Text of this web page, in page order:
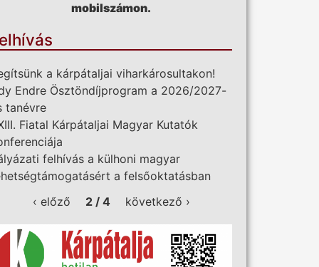
mobilszámon.
a kárpátaljai viharkárosultakon!
Endre Ösztöndíjprogram a 2026/2027-
tanévre
Fiatal Kárpátaljai Magyar Kutatók
felhívás a külhoni magyar
a felsőoktatásban
‹ előző
2 / 4 következő ›